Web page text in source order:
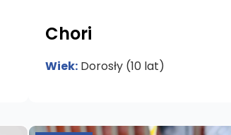
Chori
Wiek: Dorosły (10 lat)